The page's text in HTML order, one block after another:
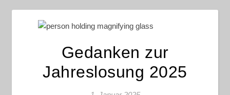
Gedanken zur
Jahreslosung 2025